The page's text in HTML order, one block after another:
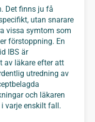
Det finns ju få
utan snarare
vissa symtom som
förstoppning. En
IBS är
av läkare efter att
utredning av
och läkaren
varje enskilt fall.